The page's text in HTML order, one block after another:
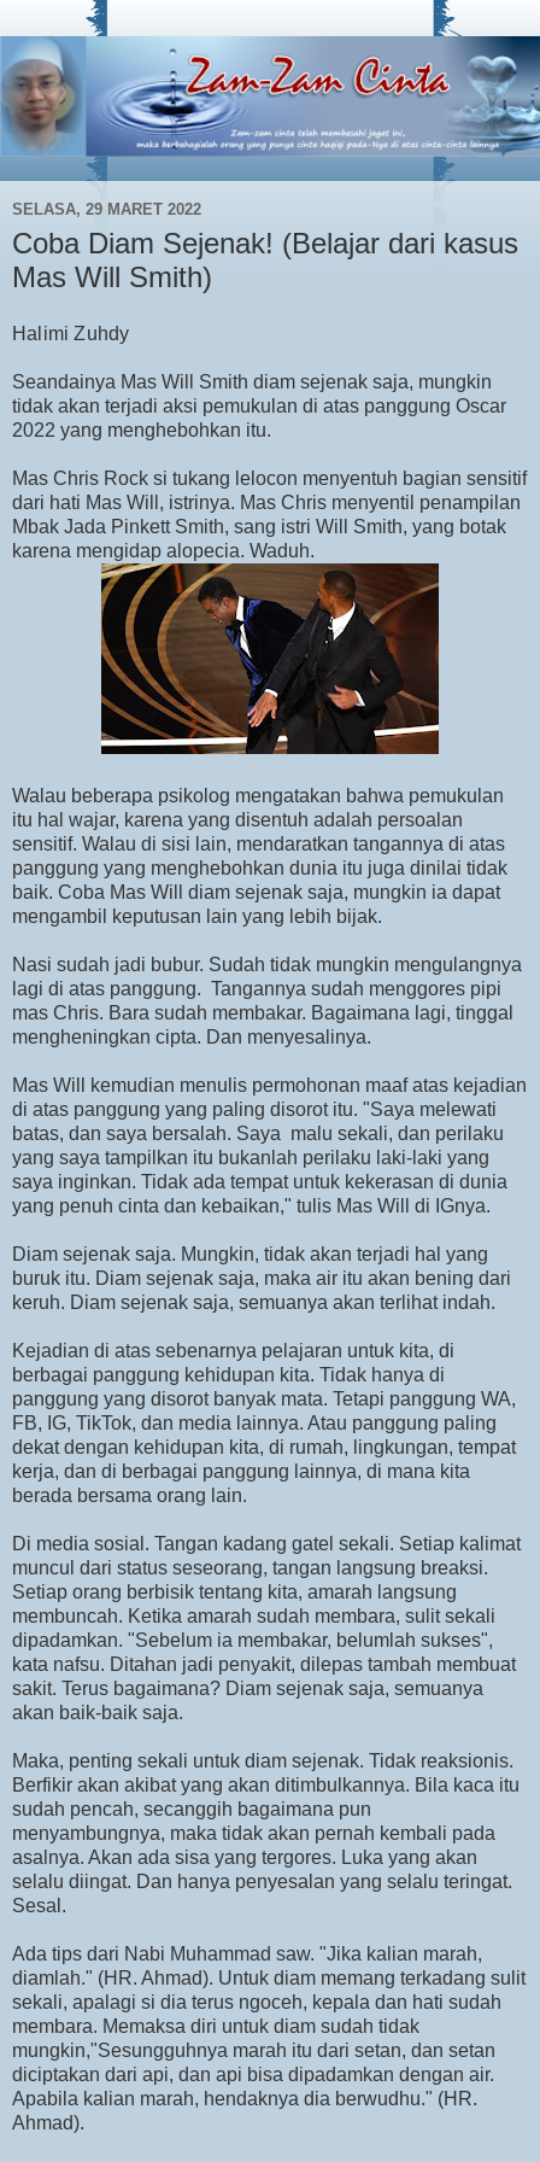
SELASA, 29 MARET 2022
Coba Diam Sejenak! (Belajar dari kasus
Mas Will Smith)
Halimi Zuhdy
Seandainya Mas Will Smith diam sejenak saja, mungkin
tidak akan terjadi aksi pemukulan di atas panggung Oscar
2022 yang menghebohkan itu.
Mas Chris Rock si tukang lelocon menyentuh bagian sensitif
dari hati Mas Will, istrinya. Mas Chris menyentil penampilan
Mbak Jada Pinkett Smith, sang istri Will Smith, yang botak
karena mengidap alopecia. Waduh.
Walau beberapa psikolog mengatakan bahwa pemukulan
itu hal wajar, karena yang disentuh adalah persoalan
sensitif. Walau di sisi lain, mendaratkan tangannya di atas
panggung yang menghebohkan dunia itu juga dinilai tidak
baik. Coba Mas Will diam sejenak saja, mungkin ia dapat
mengambil keputusan lain yang lebih bijak.
Nasi sudah jadi bubur. Sudah tidak mungkin mengulangnya
lagi di atas panggung. Tangannya sudah menggores pipi
mas Chris. Bara sudah membakar. Bagaimana lagi, tinggal
mengheningkan cipta. Dan menyesalinya.
Mas Will kemudian menulis permohonan maaf atas kejadian
di atas panggung yang paling disorot itu. "Saya melewati
batas, dan saya bersalah. Saya malu sekali, dan perilaku
yang saya tampilkan itu bukanlah perilaku laki-laki yang
saya inginkan. Tidak ada tempat untuk kekerasan di dunia
yang penuh cinta dan kebaikan," tulis Mas Will di IGnya.
Diam sejenak saja. Mungkin, tidak akan terjadi hal yang
buruk itu. Diam sejenak saja, maka air itu akan bening dari
keruh. Diam sejenak saja, semuanya akan terlihat indah.
Kejadian di atas sebenarnya pelajaran untuk kita, di
berbagai panggung kehidupan kita. Tidak hanya di
panggung yang disorot banyak mata. Tetapi panggung WA,
FB, IG, TikTok, dan media lainnya. Atau panggung paling
dekat dengan kehidupan kita, di rumah, lingkungan, tempat
kerja, dan di berbagai panggung lainnya, di mana kita
berada bersama orang lain.
Di media sosial. Tangan kadang gatel sekali. Setiap kalimat
muncul dari status seseorang, tangan langsung breaksi.
Setiap orang berbisik tentang kita, amarah langsung
membuncah. Ketika amarah sudah membara, sulit sekali
dipadamkan. "Sebelum ia membakar, belumlah sukses",
kata nafsu. Ditahan jadi penyakit, dilepas tambah membuat
sakit. Terus bagaimana? Diam sejenak saja, semuanya
akan baik-baik saja.
Maka, penting sekali untuk diam sejenak. Tidak reaksionis.
Berfikir akan akibat yang akan ditimbulkannya. Bila kaca itu
sudah pencah, secanggih bagaimana pun
menyambungnya, maka tidak akan pernah kembali pada
asalnya. Akan ada sisa yang tergores. Luka yang akan
selalu diingat. Dan hanya penyesalan yang selalu teringat.
Sesal.
Ada tips dari Nabi Muhammad saw. "Jika kalian marah,
diamlah." (HR. Ahmad). Untuk diam memang terkadang sulit
sekali, apalagi si dia terus ngoceh, kepala dan hati sudah
membara. Memaksa diri untuk diam sudah tidak
mungkin,"Sesungguhnya marah itu dari setan, dan setan
diciptakan dari api, dan api bisa dipadamkan dengan air.
Apabila kalian marah, hendaknya dia berwudhu." (HR.
Ahmad).